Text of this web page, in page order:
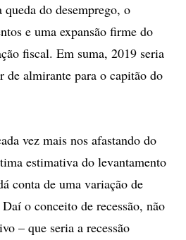
do desemprego, o
e uma expansão firme do
fiscal. Em suma, 2019 seria
de almirante para o capitão do
vez mais nos afastando do
estimativa do levantamento
conta de uma variação de
o conceito de recessão, não
– que seria a recessão